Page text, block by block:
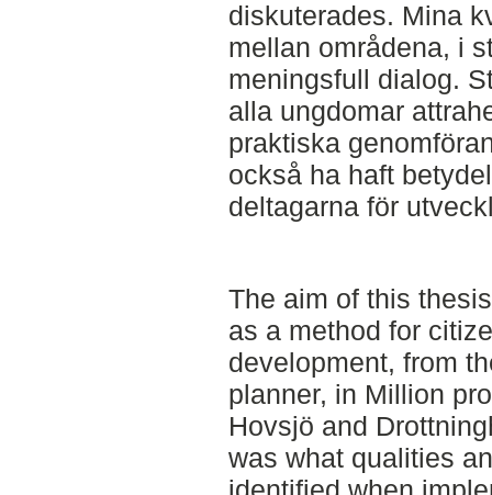
diskuterades. Mina
mellan områdena, i
meningsfull dialog.
alla ungdomar
praktiska
också ha haft
deltagarna för
The aim of this
as a method for
development, from
planner, in Million
Hovsjö and
was what qualities